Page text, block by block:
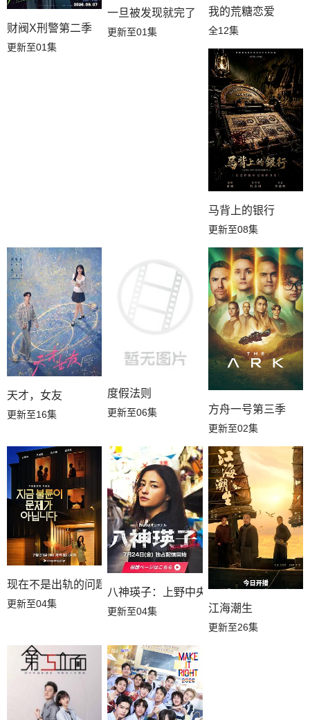
财阀X刑警第二季
更新至01集
一旦被发现就完了
更新至01集
我的荒糖恋爱
全12集
马背上的银行
更新至08集
天才，女友
更新至16集
度假法则
更新至06集 方舟一号第三季
更新至02集
现在不是出轨的问题
更新至04集
八神瑛子：上野中央署组织犯罪对策课
更新至04集 江海潮生
更新至26集